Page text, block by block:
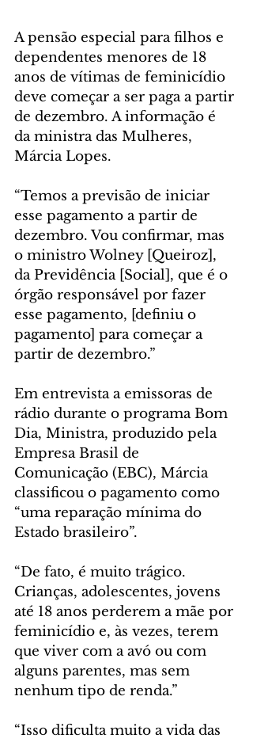
A pensão especial para filhos e
dependentes menores de 18
anos de vítimas de feminicídio
deve começar a ser paga a partir
de dezembro. A informação é
da ministra das Mulheres,
Márcia Lopes.
“Temos a previsão de iniciar
esse pagamento a partir de
dezembro. Vou confirmar, mas
o ministro Wolney [Queiroz],
da Previdência [Social], que é o
órgão responsável por fazer
esse pagamento, [definiu o
pagamento] para começar a
partir de dezembro.”
Em entrevista a emissoras de
rádio durante o programa Bom
Dia, Ministra, produzido pela
Empresa Brasil de
Comunicação (EBC), Márcia
classificou o pagamento como
“uma reparação mínima do
Estado brasileiro”.
“De fato, é muito trágico.
Crianças, adolescentes, jovens
até 18 anos perderem a mãe por
feminicídio e, às vezes, terem
que viver com a avó ou com
alguns parentes, mas sem
nenhum tipo de renda.”
“Isso dificulta muito a vida das